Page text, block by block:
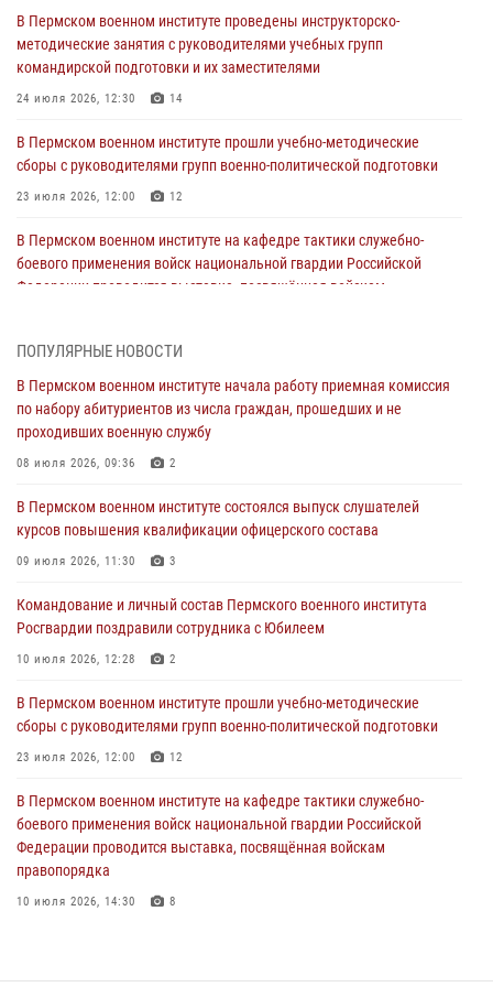
В Пермском военном институте проведены инструкторско-
методические занятия с руководителями учебных групп
командирской подготовки и их заместителями
24 июля 2026, 12:30 14
В Пермском военном институте прошли учебно-методические
сборы с руководителями групп военно-политической подготовки
23 июля 2026, 12:00 12
В Пермском военном институте на кафедре тактики служебно-
боевого применения войск национальной гвардии Российской
Федерации проводится выставка, посвящённая войскам
Командование и личный состав Пермского военного института
Росгвардии поздравили сотрудника с Юбилеем
10 июля 2026, 12:28 2
курсов повышения квалификации офицерского состава
09 июля 2026, 11:30 3
по набору абитуриентов из числа граждан, прошедших и не
проходивших военную службу
08 июля 2026, 09:36 2
Военнослужащие Пермского военного института приняли участие в
чемпионате войск национальной гвардии Российской Федерации по
боксу
В Росгвардии определили лучших специалистов продовольственной
службы
06 июля 2026, 05:30
ПОПУЛЯРНЫЕ НОВОСТИ
В Пермском военном институте начала работу приемная комиссия
по набору абитуриентов из числа граждан, прошедших и не
проходивших военную службу
08 июля 2026, 09:36 2
В Пермском военном институте состоялся выпуск слушателей
курсов повышения квалификации офицерского состава
09 июля 2026, 11:30 3
Командование и личный состав Пермского военного института
Росгвардии поздравили сотрудника с Юбилеем
10 июля 2026, 12:28 2
В Пермском военном институте прошли учебно-методические
сборы с руководителями групп военно-политической подготовки
23 июля 2026, 12:00 12
В Пермском военном институте на кафедре тактики служебно-
боевого применения войск национальной гвардии Российской
Федерации проводится выставка, посвящённая войскам
правопорядка
10 июля 2026, 14:30 8